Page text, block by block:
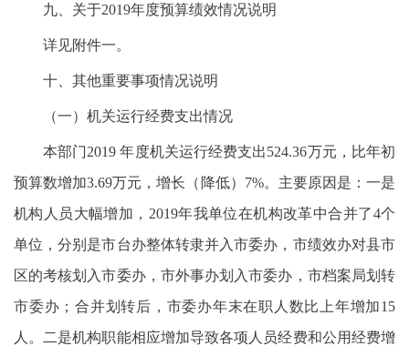
九、关于2019年度预算绩效情况说明
详见附件一。
十、其他重要事项情况说明
（一）机关运行经费支出情况
本部门2019 年度机关运行经费支出524.36万元，比年初
预算数增加3.69万元，增长（降低）7%。主要原因是：一是
机构人员大幅增加，2019年我单位在机构改革中合并了4个
单位，分别是市台办整体转隶并入市委办，市绩效办对县市
区的考核划入市委办，市外事办划入市委办，市档案局划转
市委办；合并划转后，市委办年末在职人数比上年增加15
人。二是机构职能相应增加导致各项人员经费和公用经费增